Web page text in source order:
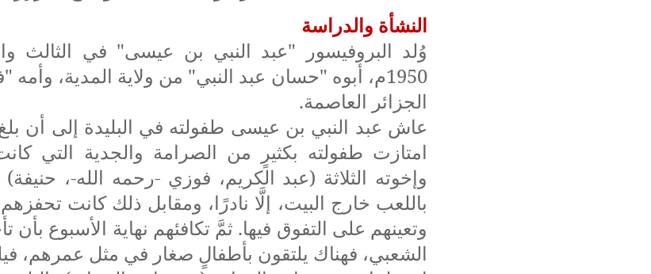
النشأة والدراسة
وُلد البروفيسور "عبد النبي بن عيسى" في
1950م، أبوه "حسان عبد النبي" من ولاية المدية،
الجزائر العاصمة.
عاش عبد النبي بن عيسى طفولته في البليدة إلى أن بلغ
امتازت طفولته بكثيرٍ من الصرامة والجدية التي
وإخوته الثلاثة (عبد الكريم، فوزي -رحمه الله-،
باللعب خارج البيت، إلَّا نادرًا، ومقابل ذلك كانت
وتعينهم على التفوق فيها. ثمَّ تكافئهم نهاية الأسبوع بأن
الشعبي، فهناك يلتقون بأطفالٍ صغار في مثل عمرهم،